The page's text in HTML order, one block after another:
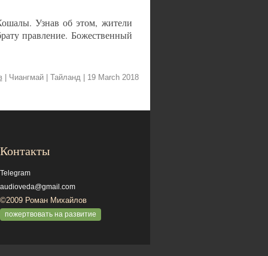
Узнав об этом, жители
правление. Божественный
| Чиангмай | Тайланд | 19 March 2018
Контакты
Telegram
audioveda@gmail.com
©2009 Роман Михайлов
пожертвовать на развитие